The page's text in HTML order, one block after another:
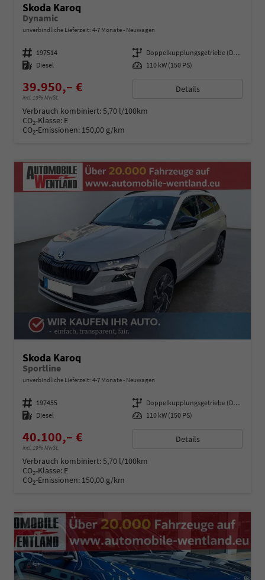
Skoda Karoq
Dynamic
unverbindliche Lieferzeit: 4-7 Monate Neuwagen
Fahrzeugnummer 197514 Getriebe
Doppelkupplungsgetriebe (DSG)
Kraftstoff Diesel Leistung 110 kW (150 PS)
39.950,– €
incl. 19% MwSt.
Details
Verbrauch kombiniert:5,70 l/100km
CO2-Klasse: E
CO2-Emissionen: 150,00 g/km
Skoda Karoq
Sportline
unverbindliche Lieferzeit: 4-7 Monate Neuwagen
Fahrzeugnummer 197455 Getriebe
Doppelkupplungsgetriebe (DSG)
Kraftstoff Diesel Leistung 110 kW (150 PS)
40.100,– €
incl. 19% MwSt.
Details
Verbrauch kombiniert:5,70 l/100km
CO2-Klasse: E
CO2-Emissionen: 150,00 g/km